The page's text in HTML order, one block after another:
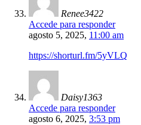
Renee3422
Accede para responder
agosto 5, 2025, 11:00 am
https://shorturl.fm/5yVLQ
Daisy1363
Accede para responder
agosto 6, 2025, 3:53 pm